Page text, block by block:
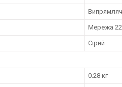
Мережа
Сірий
0.28 кг